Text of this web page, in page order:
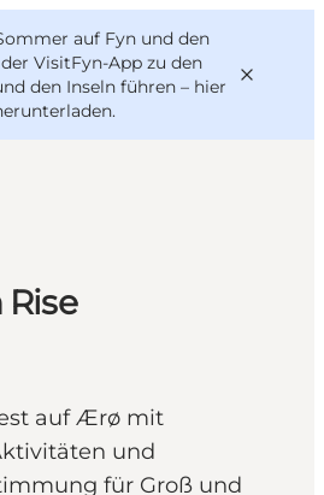
auf Fyn und den
VisitFyn-App zu den
den Inseln führen – hier
.
auf Ærø mit
und
für Groß und